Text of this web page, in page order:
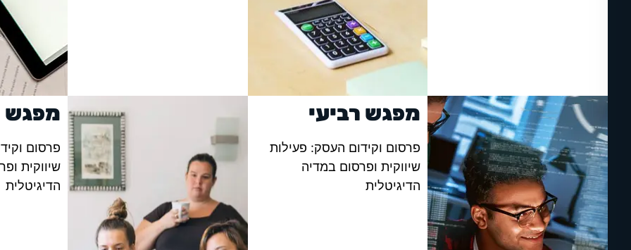
מפגש רביעי
פרסום וקידום העסק: פעילות
שיווקית ופרסום במדיה
הדיגיטלית
מפגש
שיווקית
הדיגיטלית